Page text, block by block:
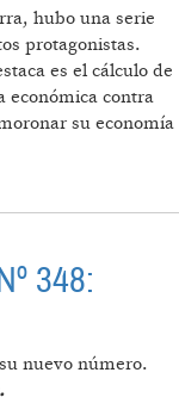
hubo una serie
protagonistas.
es el cálculo de
económica contra
su economía
348:
nuevo número.